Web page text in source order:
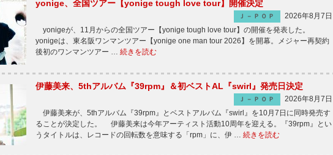
yonige、全国ツアー【yonige tough love tour】開催決定
Ｊ－ＰＯＰ
2026年8月7日
yonigeが、11月からの全国ツアー【yonige tough love tour】の開催を発表した。
yonigeは、東名阪ワンマンツアー【yonige one man tour 2026】を開幕。メジャー再契約
後初のワンマンツアー … 続きを読む
伊藤美来、5thアルバム『39rpm』＆初ベストAL『swirl』発売日決定
Ｊ－ＰＯＰ
2026年8月7日
伊藤美来が、5thアルバム『39rpm』とベストアルバム『swirl』を10月7日に同時発売す
ることが決定した。 伊藤美来は今年アーティスト活動10周年を迎える。『39rpm』とい
うタイトルは、レコードの回転数を意味する「rpm」に、伊 … 続きを読む